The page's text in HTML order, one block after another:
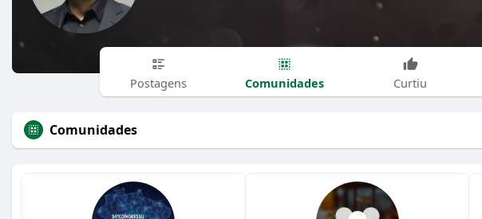
Postagens Comunidades Curtiu
Comunidades